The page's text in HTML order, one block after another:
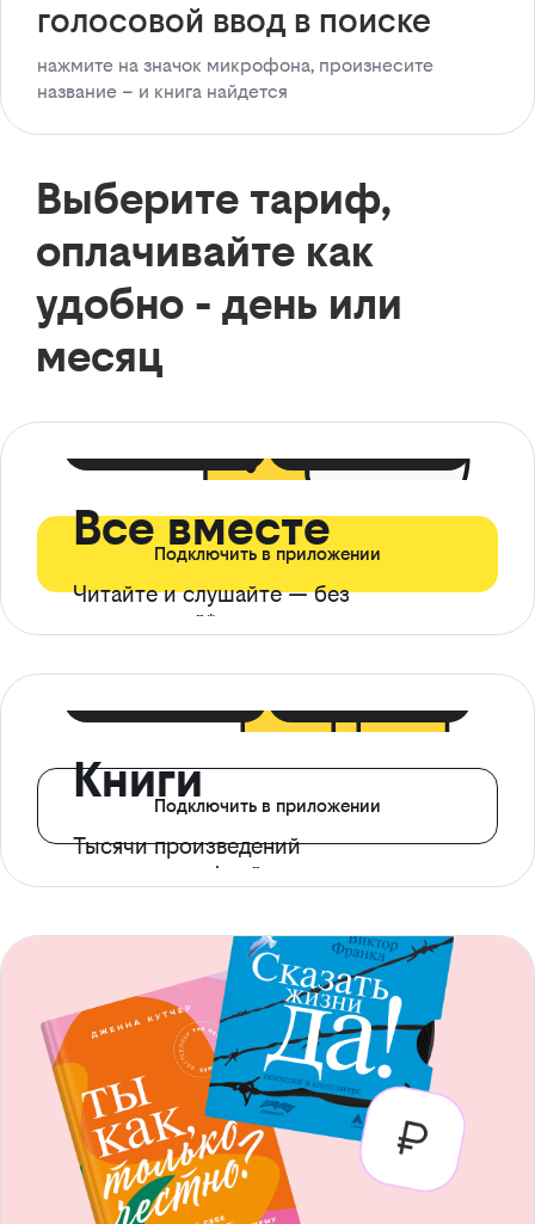
голосовой ввод в поиске
нажмите на значок микрофона, произнесите
название – и книга найдется
Выберите тариф,
оплачивайте как
удобно - день или
месяц
Все вместе
Читайте и слушайте — без
ограничений*
Подключить в приложении
Книги
Тысячи произведений
с доступом офлайн
Подключить в приложении